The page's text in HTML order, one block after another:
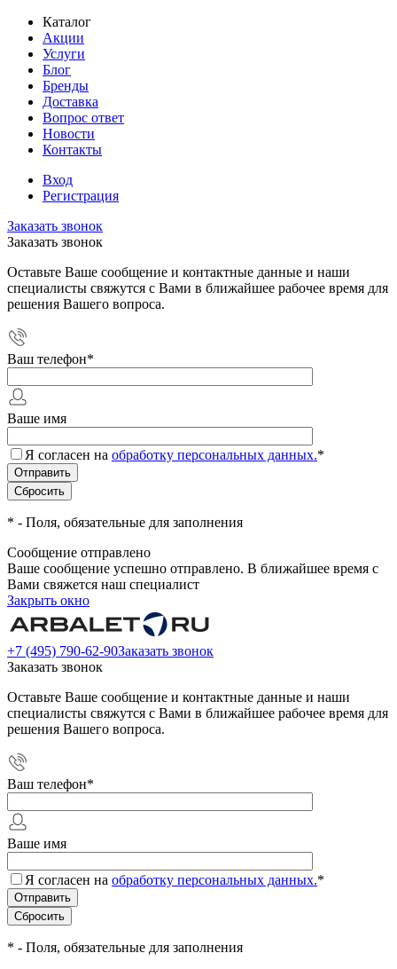
Каталог
Акции
Услуги
Блог
Бренды
Доставка
Вопрос ответ
Новости
Контакты
Вход
Регистрация
Заказать звонок
Заказать звонок
Оставьте Ваше сообщение и контактные данные и наши
специалисты свяжутся с Вами в ближайшее рабочее время для
решения Вашего вопроса.
Ваш телефон*
Ваше имя
Я согласен на обработку персональных данных.*
* - Поля, обязательные для заполнения
Сообщение отправлено
Ваше сообщение успешно отправлено. В ближайшее время с
Вами свяжется наш специалист
Закрыть окно
+7 (495) 790-62-90Заказать звонок
Заказать звонок
Оставьте Ваше сообщение и контактные данные и наши
специалисты свяжутся с Вами в ближайшее рабочее время для
решения Вашего вопроса.
Ваш телефон*
Ваше имя
Я согласен на обработку персональных данных.*
* - Поля, обязательные для заполнения